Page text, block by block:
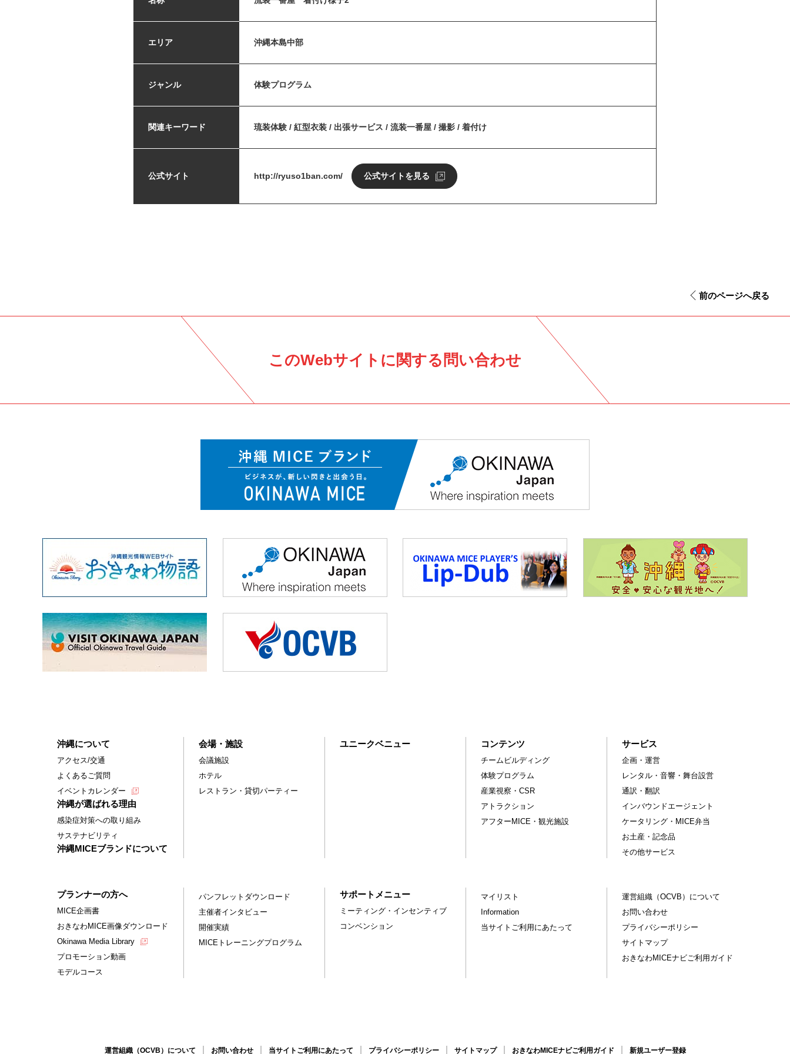
エリア 沖縄本島中部
ジャンル 体験プログラム
関連キーワード 琉装体験 / 紅型衣装 / 出張サービス / 流装一番屋 / 撮影 / 着付け
公式サイト http://ryuso1ban.com/ 公式サイトを見る
前のページへ戻る
このWebサイトに関する問い合わせ
沖縄について
アクセス/交通
よくあるご質問
イベントカレンダー
沖縄が選ばれる理由
感染症対策への取り組み
サステナビリティ
沖縄MICEブランドについて
会場・施設
会議施設
ホテル
レストラン・貸切パーティー
ユニークベニュー コンテンツ
チームビルディング
体験プログラム
産業視察・CSR
アトラクション
アフターMICE・観光施設
サービス
企画・運営
レンタル・音響・舞台設営
通訳・翻訳
インバウンドエージェント
ケータリング・MICE弁当
お土産・記念品
その他サービス
プランナーの方へ
MICE企画書
おきなわMICE画像ダウンロード
Okinawa Media Library
プロモーション動画
モデルコース
パンフレットダウンロード
主催者インタビュー
開催実績
MICEトレーニングプログラム
サポートメニュー
ミーティング・インセンティブ
コンベンション
マイリスト
Information
当サイトご利用にあたって
運営組織（OCVB）について
お問い合わせ
プライバシーポリシー
サイトマップ
おきなわMICEナビご利用ガイド
運営組織（OCVB）について お問い合わせ 当サイトご利用にあたって プライバシーポリシー サイトマップ おきなわMICEナビご利用ガイド 新規ユーザー登録